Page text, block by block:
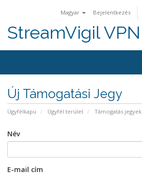
Magyar Bejelentkezés
StreamVigil VPN
Új Támogatási Jegy
Ügyfélkapu Ügyfél terület Támogatás jegyek
Név
E-mail cím